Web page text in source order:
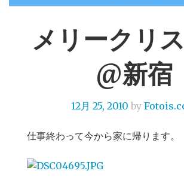
メリークリ
@新宿
12月 25, 2010 by
仕事終わって今から家に帰ります。